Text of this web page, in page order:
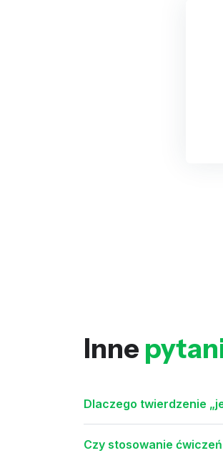
Inne
Dlaczego twierdzenie
Czy stosowanie